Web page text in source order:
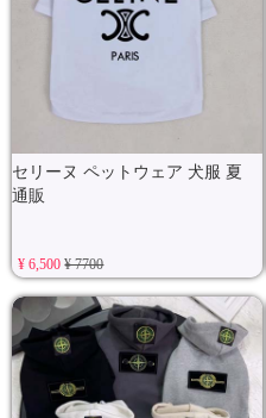
セリーヌ ペットウェア 犬服 夏
通販
¥ 6,500¥ 7700